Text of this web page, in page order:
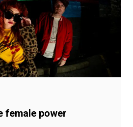
female power